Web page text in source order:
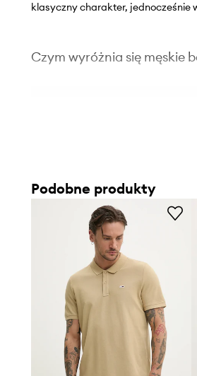
klasyczny charakter, jednocześnie
Czym wyróżnia się męskie
Elastyczny materiał
–
krępuje ruchów podczas
Klasyczny kołnierzyk z
regulację głębokości dekoltu
Gładki, beżowy wzór–
tworzenie spójnych stylizacji
Podobne produkty